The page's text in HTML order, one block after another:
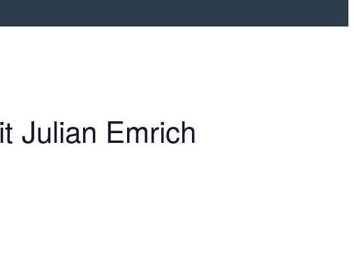
Julian Emrich